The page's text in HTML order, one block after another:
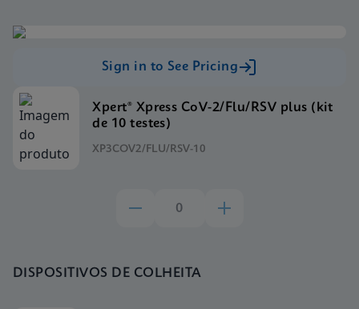
Sign in to See Pricing
Xpert® Xpress CoV-2/Flu/RSV plus (kit
de 10 testes)
XP3COV2/FLU/RSV-10
DISPOSITIVOS DE COLHEITA